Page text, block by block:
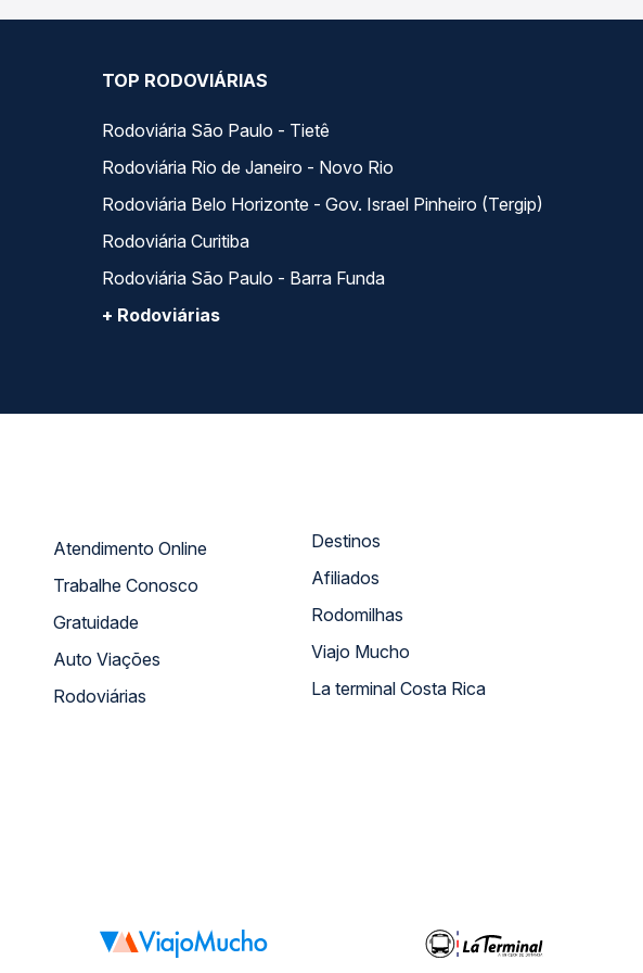
TOP RODOVIÁRIAS
Rodoviária São Paulo - Tietê
Rodoviária Rio de Janeiro - Novo Rio
Rodoviária Belo Horizonte - Gov. Israel Pinheiro (Tergip)
Rodoviária Curitiba
Rodoviária São Paulo - Barra Funda
+ Rodoviárias
Atendimento Online
Trabalhe Conosco
Gratuidade
Auto Viações
Rodoviárias
Destinos
Afiliados
Rodomilhas
Viajo Mucho
La terminal Costa Rica